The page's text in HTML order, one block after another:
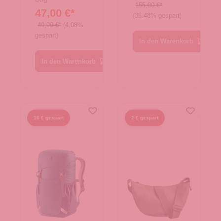
Black
47,00 €*
49,00 €* (4.08%
gespart)
TNF Black
155,00 €*
(35.48% gespart)
16 € gespart 2 € gespart